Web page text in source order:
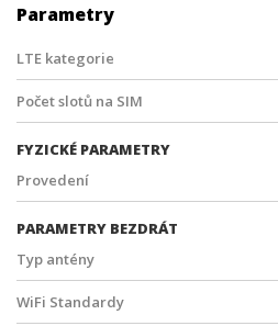
Parametry
LTE kategorie
Počet slotů na SIM
FYZICKÉ PARAMETRY
Provedení
PARAMETRY BEZDRÁT
Typ antény
WiFi Standardy